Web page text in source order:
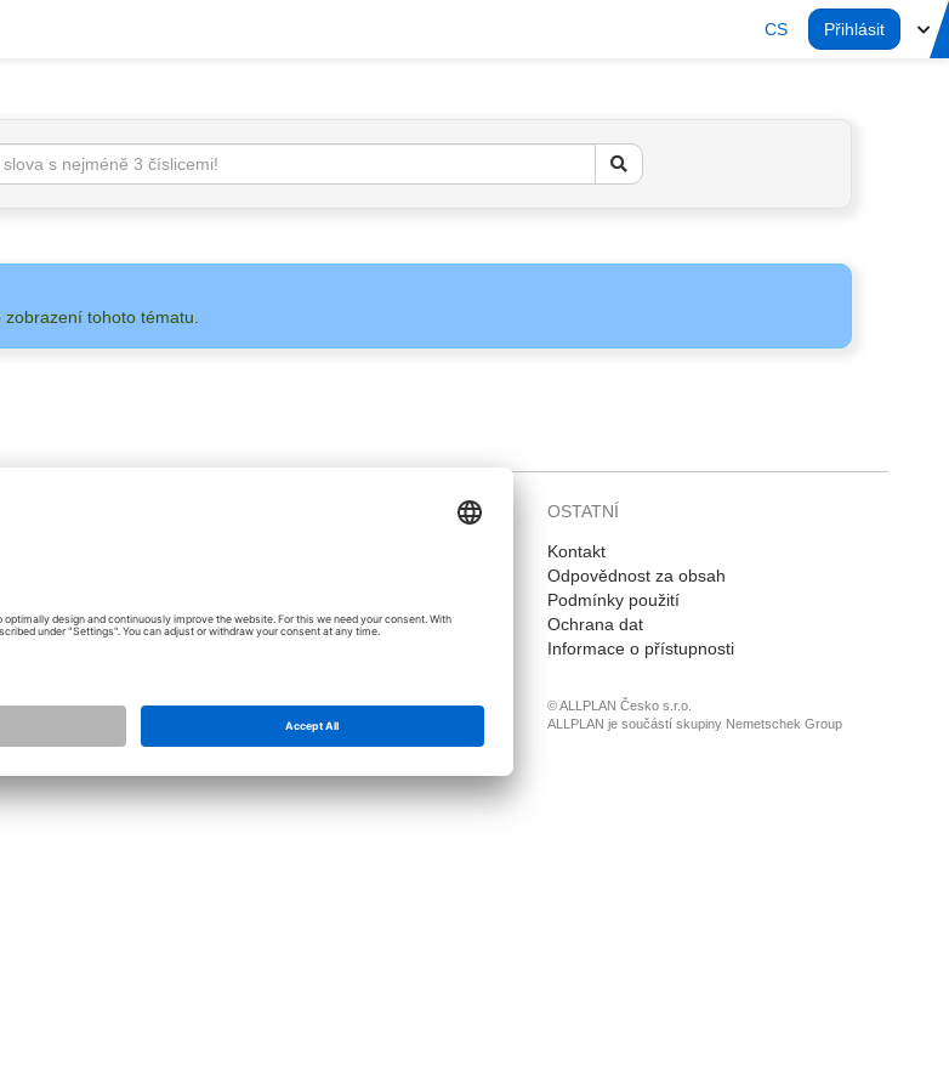
CS Přihlásit
tohoto tématu.
ochrany osobních údajů
OSTATNÍ
Kontakt
Odpovědnost za obsah
Podmínky použití
Ochrana dat
Informace o přístupnosti
© ALLPLAN Česko s.r.o.
ALLPLAN je součástí skupiny Nemetschek Group